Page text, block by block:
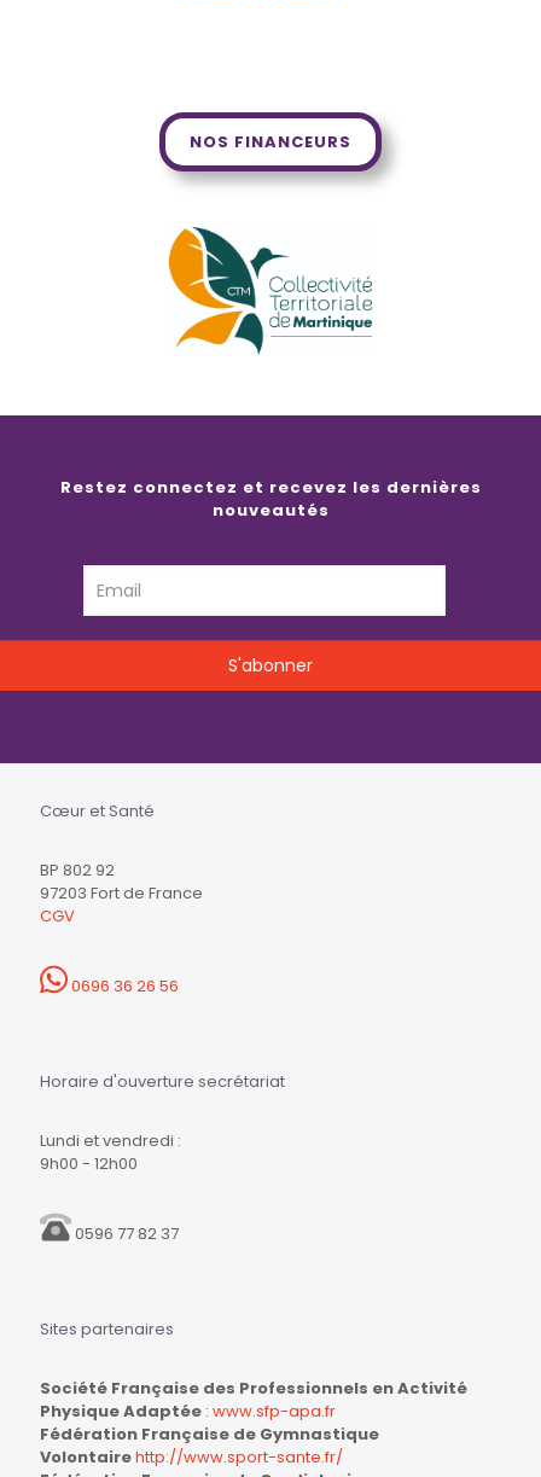
NOS FINANCEURS
Restez connectez et recevez les dernières
nouveautés
Cœur et Santé
BP 802 92
97203 Fort de France
CGV
0696 36 26 56
Horaire d'ouverture secrétariat
Lundi et vendredi :
9h00 - 12h00
0596 77 82 37
Sites partenaires
Société Française des Professionnels en Activité
Physique Adaptée : www.sfp-apa.fr
Fédération Française de Gymnastique
Volontairehttp://www.sport-sante.fr/